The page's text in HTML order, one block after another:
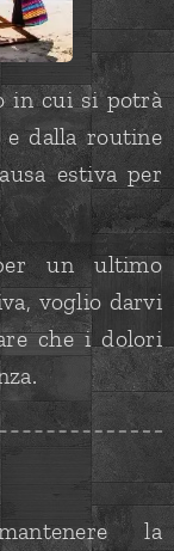
in cui si potrà
dalla routine
estiva per
un ultimo
voglio darvi
che i dolori
la